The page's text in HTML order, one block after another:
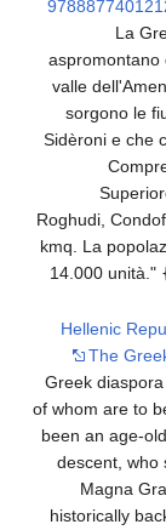
La
aspromontano
valle
sorgono le
Sidèroni e che
Roghudi,
kmq. La
14.000 unità.
"Hellenic
The
Greek
of whom are to
been an age-
descent, who
Magna
historically